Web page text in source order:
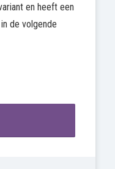
en heeft een
de volgende